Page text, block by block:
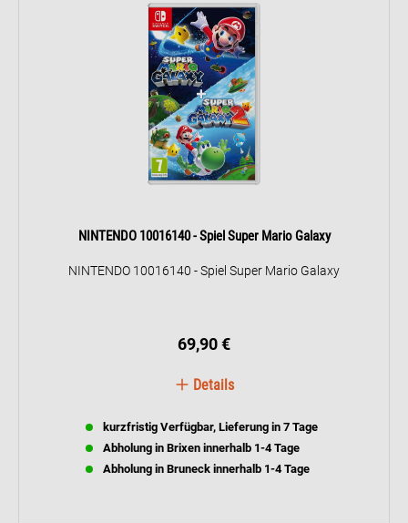
NINTENDO 10016140 - Spiel Super Mario Galaxy
NINTENDO 10016140 - Spiel Super Mario Galaxy
69,90 €
Details
kurzfristig Verfügbar, Lieferung in 7 Tage
Abholung in Brixen innerhalb 1-4 Tage
Abholung in Bruneck innerhalb 1-4 Tage